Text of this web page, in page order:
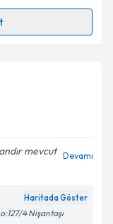
Aydınlatma
talebi
almanız için bir
Aydınlatma
belirtilen
mevcut Devamı
Haritada Göster
4 Nişantaşı